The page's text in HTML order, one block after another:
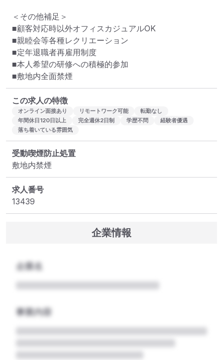
＜その他補足＞
■顧客対応時以外オフィスカジュアルOK
■親睦会等各種レクリエーション
■定年退職者再雇用制度
■本人希望の研修への積極的参加
■敷地内全面禁煙
この求人の特徴
オンライン面接あり リモートワーク可能
転勤なし
年間休日120日以上
完全週休2日制 学歴不問
経験者優遇
落ち着いている雰囲気
受動喫煙防止処置
敷地内禁煙
求人番号
13439
企業情報
企業名
事業内容